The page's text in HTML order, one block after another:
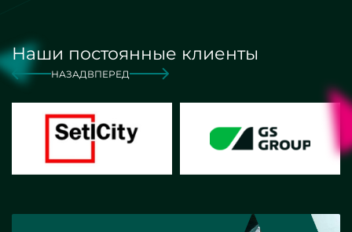
Наши постоянные клиенты
НАЗАД ВПЕРЕД